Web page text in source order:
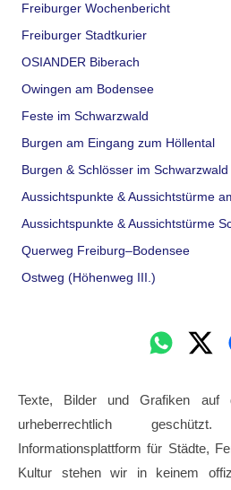
Freiburger Wochenbericht
Freiburger Stadtkurier
OSIANDER Biberach
Owingen am Bodensee
Feste im Schwarzwald
Burgen am Eingang zum Höllental
Burgen & Schlösser im Schwarzwald
Aussichtspunkte & Aussichtstürme
Aussichtspunkte & Aussichtstürme
Querweg Freiburg–Bodensee
Ostweg (Höhenweg III.)
Texte, Bilder und Grafiken auf
urheberrechtlich
Informationsplattform für Städte,
Kultur stehen wir in keinem